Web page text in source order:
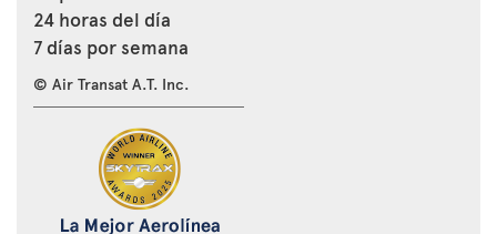
24 horas del día
7 días por semana
© Air Transat A.T. Inc.